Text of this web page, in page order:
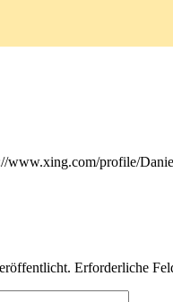
www.xing.com/profile/
Erforderliche